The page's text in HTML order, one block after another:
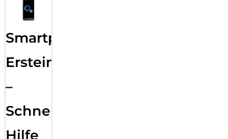
Smartphone
Ersteinrichtung
–
Schnelle
Hilfe